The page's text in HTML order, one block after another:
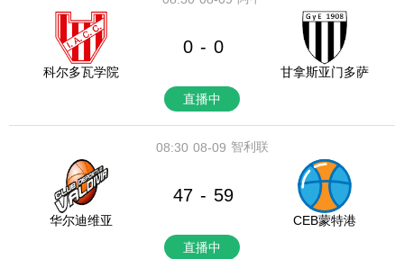
科尔多瓦学院
0 - 0
甘拿斯亚门多萨
直播中
08-09
08:30 智利联
华尔迪维亚
47 - 59
CEB蒙特港
直播中